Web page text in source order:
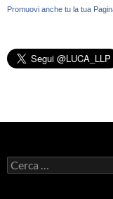
Promuovi anche tu la tua
Ricerca
per: